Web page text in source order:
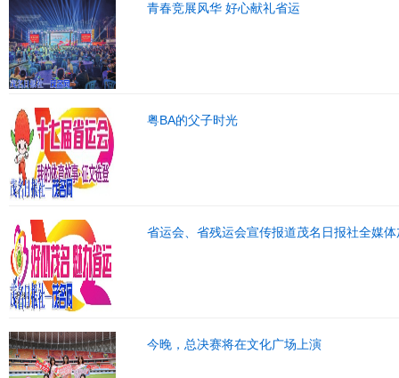
青春竞展风华 好心献礼省运
粤BA的父子时光
省运会、省残运会宣传报道茂名日报社全媒
今晚，总决赛将在文化广场上演